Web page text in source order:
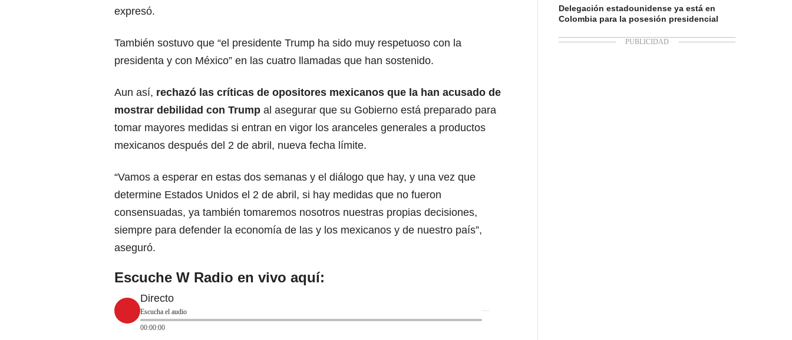
expresó.
También sostuvo que “el presidente Trump ha sido muy respetuoso con la
presidenta y con México” en las cuatro llamadas que han sostenido.
Aun así, rechazó las críticas de opositores mexicanos que la han acusado de
mostrar debilidad con Trump al asegurar que su Gobierno está preparado para
tomar mayores medidas si entran en vigor los aranceles generales a productos
mexicanos después del 2 de abril, nueva fecha límite.
“Vamos a esperar en estas dos semanas y el diálogo que hay, y una vez que
determine Estados Unidos el 2 de abril, si hay medidas que no fueron
consensuadas, ya también tomaremos nosotros nuestras propias decisiones,
siempre para defender la economía de las y los mexicanos y de nuestro país”,
aseguró.
Escuche W Radio en vivo aquí:
Directo
Escucha el audio
00:00:00
Delegación estadounidense ya está en
Colombia para la posesión presidencial